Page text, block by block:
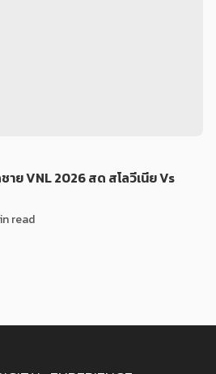
ย VNL 2026 สด สโลวีเนีย Vs
read